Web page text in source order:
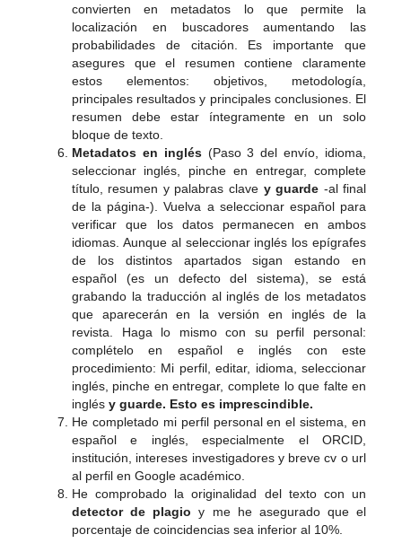
convierten en metadatos lo que permite la
localización en buscadores aumentando las
probabilidades de citación. Es importante que
asegures que el resumen contiene claramente
estos elementos: objetivos, metodología,
principales resultados y principales conclusiones. El
resumen debe estar íntegramente en un solo
bloque de texto.
Metadatos en inglés(Paso 3 del envío, idioma,
seleccionar inglés, pinche en entregar, complete
título, resumen y palabras clave y guarde -al final
de la página-). Vuelva a seleccionar español para
verificar que los datos permanecen en ambos
idiomas. Aunque al seleccionar inglés los epígrafes
de los distintos apartados sigan estando en
español (es un defecto del sistema), se está
grabando la traducción al inglés de los metadatos
que aparecerán en la versión en inglés de la
revista. Haga lo mismo con su perfil personal:
complételo en español e inglés con este
procedimiento: Mi perfil, editar, idioma, seleccionar
inglés, pinche en entregar, complete lo que falte en
inglés y guarde. Esto es imprescindible.
He completado mi perfil personal en el sistema, en
español e inglés, especialmente el ORCID,
institución, intereses investigadores y breve cv o url
al perfil en Google académico.
He comprobado la originalidad del texto con un
detector de plagio y me he asegurado que el
porcentaje de coincidencias sea inferior al 10%.